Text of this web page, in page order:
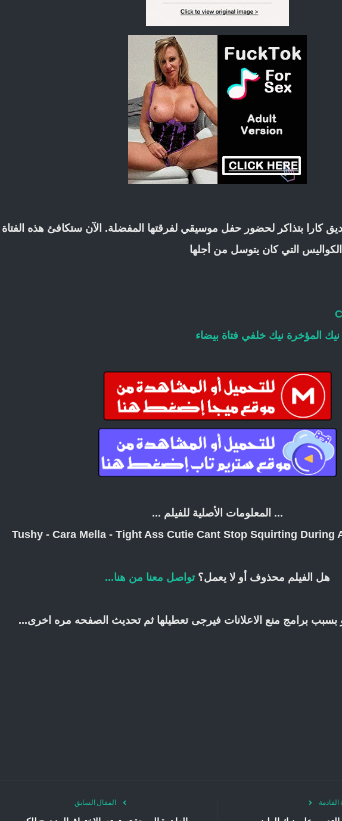
كارا بتذاكر لحضور حفل موسيقي لفرقتها المفضلة. الآن ستكافئ هذه الفتاة
التي كان يتوسل من أجلها
نيك المؤخرة نيك خلفي فتاة بيضاء
... المعلومات الأصلية للفيلم ...
Tushy - Cara Mella - Tight Ass Cutie Cant Stop Squirting During
هل الفيلم محذوف أو لا يعمل؟ تواصل معنا من هنا...
بسبب برامج منع الاعلانات فيرجى تعطيلها ثم تحديث الصفحه مره اخرى...
المقال السابق القادمة